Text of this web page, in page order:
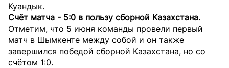
Куандык.
Счёт матча - 5:0 в пользу сборной Казахстана.
Отметим, что 5 июня команды провели первый
матч в Шымкенте между собой и он также
завершился победой сборной Казахстана, но со
счётом 1:0.